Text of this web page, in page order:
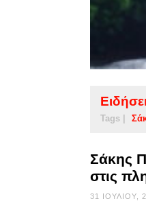
Tags |
Σάκης
στις
31 ΙΟΥΛΊΟΥ,